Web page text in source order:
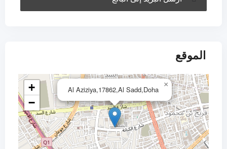
الموقع
Al Aziziya,17862,Al Sadd,Doha
×
+
−